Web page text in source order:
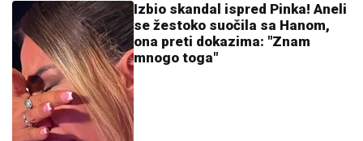
Izbio skandal ispred Pinka! Aneli
se žestoko suočila sa Hanom,
ona preti dokazima: "Znam
mnogo toga"